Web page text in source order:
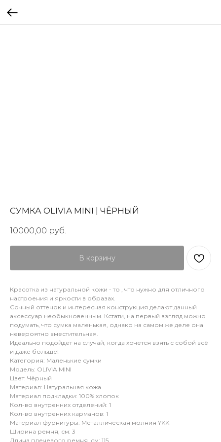
СУМКА OLIVIA MINI | ЧЁРНЫЙ
10000,00 руб.
В корзину
Красотка из натуральной кожи - то , что нужно для отличного
настроения и яркости в образах.
Сочный оттенок и интересная конструкция делают данный
аксессуар необыкновенным. Кстати, на первый взгляд можно
подумать, что сумка маленькая, однако на самом же деле она
невероятно вместительная.
Идеально подойдет на случай, когда хочется взять с собой всё
и даже больше!
Категория: Маленькие сумки
Модель: OLIVIA MINI
Цвет: Чёрный
Материал: Натуральная кожа
Материал подкладки: 100% хлопок
Кол-во внутренних отделений: 1
Кол-во внутренних карманов: 1
Материал фурнитуры: Металлическая молния YKK
Ширина ремня, см: 3
Длина плечевого ремня, см: 115